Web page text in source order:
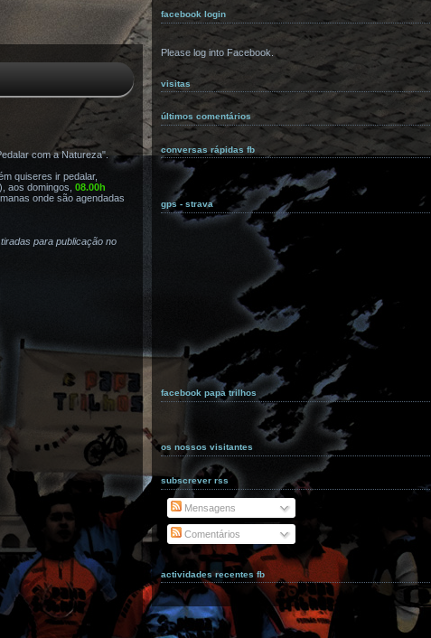
com a Natureza".
quiseres ir pedalar,
), aos domingos, 08.00h
onde são agendadas
para publicação no
facebook login
Please log into Facebook.
visitas
últimos comentários
conversas rápidas fb
gps - strava
facebook papa trilhos
os nossos visitantes
subscrever rss
Mensagens
Comentários
actividades recentes fb